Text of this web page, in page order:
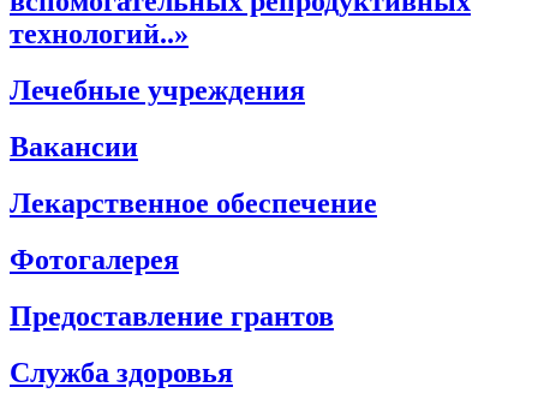
технологий..»
Лечебные учреждения
Вакансии
Лекарственное обеспечение
Фотогалерея
Предоставление грантов
Служба здоровья